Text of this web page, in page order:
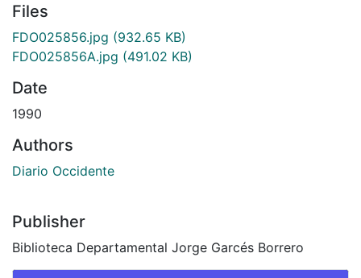
Files
FDO025856.jpg (932.65 KB)
FDO025856A.jpg (491.02 KB)
Date
1990
Authors
Diario Occidente
Publisher
Biblioteca Departamental Jorge Garcés Borrero